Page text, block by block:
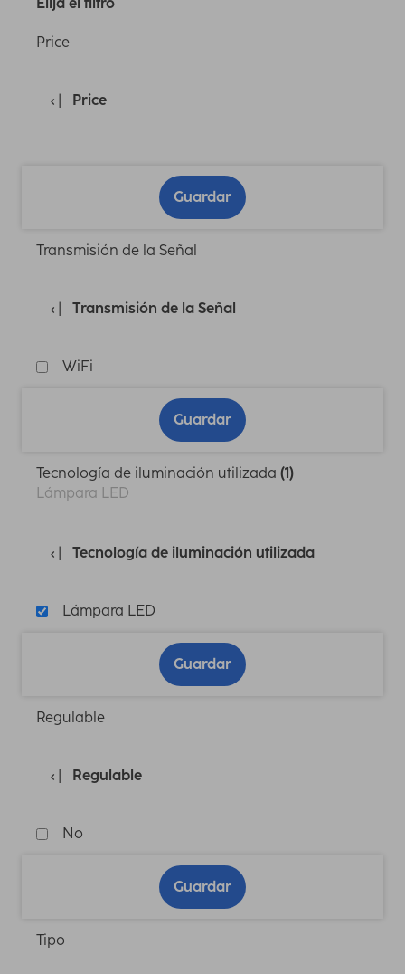
Price
Price
Guardar
Transmisión de la Señal
Transmisión de la Señal
WiFi
Guardar
Tecnología de iluminación utilizada (1)
Lámpara LED
Tecnología de iluminación utilizada
Lámpara LED
Guardar
Regulable
Regulable
No
Guardar
Tipo